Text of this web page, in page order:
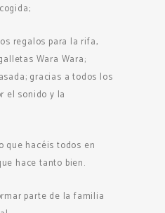
regalos para la rifa,
Wara Wara;
gracias a todos los
el sonido y la
que hacéis todos en
hace tanto bien.
parte de la familia